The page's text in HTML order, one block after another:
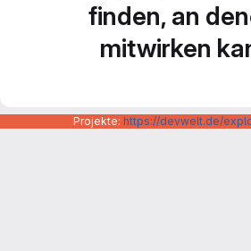
finden, an
mitwirken
Projekte: https://devwelt.de/